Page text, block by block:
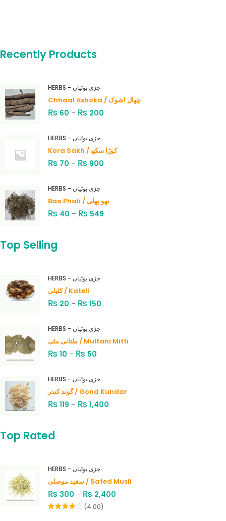
Recently Products
HERBS - جڑی بوٹیاں
Chhaal Ashoka / چھال اشوک
₨ 60 – ₨ 200
HERBS - جڑی بوٹیاں
Kora Sakh / کوڑا سکھ
₨ 70 – ₨ 900
HERBS - جڑی بوٹیاں
Bao Phali / بھو پھلی
₨ 40 – ₨ 549
Top Selling
HERBS - جڑی بوٹیاں
کٹیلی / Kateli
₨ 20 – ₨ 150
HERBS - جڑی بوٹیاں
ملتانی مٹی / Multani Mitti
₨ 10 – ₨ 50
HERBS - جڑی بوٹیاں
گوند کندر / Gond Kundar
₨ 119 – ₨ 1,400
Top Rated
HERBS - جڑی بوٹیاں
سفید موصلی / Safed Musli
₨ 300 – ₨ 2,400
(4.00)